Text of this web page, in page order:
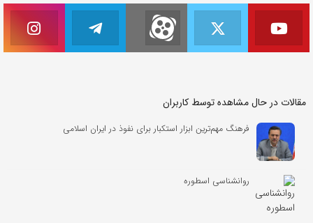
مقالات در حال مشاهده توسط کاربران
فرهنگ مهم‌ترین ابزار استکبار برای نفوذ در ایران اسلامی
روانشناسی اسطوره